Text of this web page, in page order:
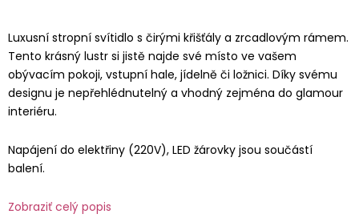
Luxusní stropní svítidlo s čirými křišťály a zrcadlovým rámem.
Tento krásný lustr si jistě najde své místo ve vašem
obývacím pokoji, vstupní hale, jídelně či ložnici. Díky svému
designu je nepřehlédnutelný a vhodný zejména do glamour
interiéru.
Napájení do elektřiny (220V), LED žárovky jsou součástí
balení.
Zobraziť celý popis